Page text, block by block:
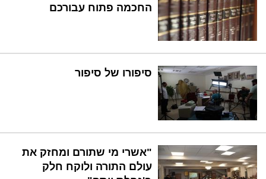
החכמה פתוח עבורכם
סיפורו של סיפור
"אשרי מי שתורם ומחזק את
עולם התורה ולוקח חלק